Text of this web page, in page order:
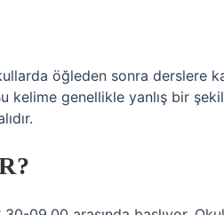
öğleden sonra derslere
genellikle yanlış bir